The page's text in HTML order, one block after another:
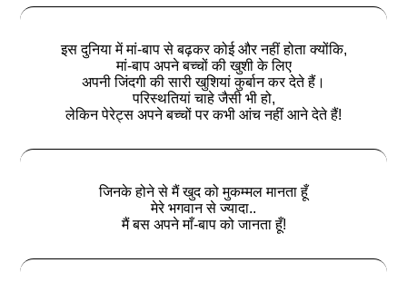
इस दुनिया में मां-बाप से बढ़कर कोई और नहीं होता क्योंकि,
मां-बाप अपने बच्चों की खुशी के लिए
अपनी जिंदगी की सारी खुशियां कुर्बान कर देते हैं।
परिस्थतियां चाहे जैसी भी हो,
लेकिन पेरेट्स अपने बच्चों पर कभी आंच नहीं आने देते हैं!
जिनके होने से मैं खुद को मुकम्मल मानता हूँ
मेरे भगवान से ज्यादा..
मैं बस अपने माँ-बाप को जानता हूँ!